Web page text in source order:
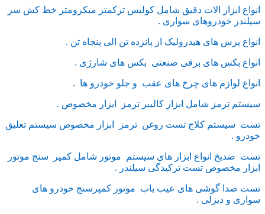
انواع ابزار الات دقیق شامل کولیس ترکمتر میکرومتر خط کش سر
سیلندر خودروهای سواری .
انواع پرس های هیدرولیک از پانزده تن الی پنجاه تن .
انواع بکس های برقی صنعتی بکس های شارژی .
انواع لوازم های چرخ های عقب و جلو خودرو ها .
سیستم ترمز شامل ابزار کالیبر ترمز ابزار مخصوص .
تست سیستم کلاج تست روغن ترمز ابزار مخصوص سیستم تعلیق
خودرو .
تست ضدیخ انواع ابزار های سیستم موتور شامل کمپر سنج موتور
ابزار مخصوص تست ترکیدگی سیلندر .
تست صدا گوشی های عیب یاب موتور کمپرسنج خودرو های
سواری و دیزلی .